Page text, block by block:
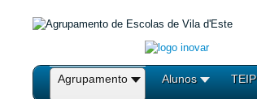
Agrupamento Alunos TEIP